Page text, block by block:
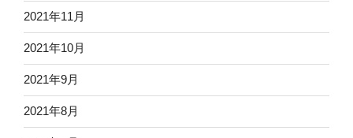
2021年11月
2021年10月
2021年9月
2021年8月